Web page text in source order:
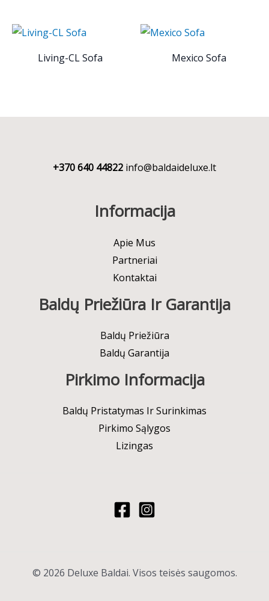
Living-CL Sofa Mexico Sofa
+370 640 44822 info@baldaideluxe.lt
Informacija
Apie Mus
Partneriai
Kontaktai
Baldų Priežiūra Ir Garantija
Baldų Priežiūra
Baldų Garantija
Pirkimo Informacija
Baldų Pristatymas Ir Surinkimas
Pirkimo Sąlygos
Lizingas
© 2026 Deluxe Baldai. Visos teisės saugomos.